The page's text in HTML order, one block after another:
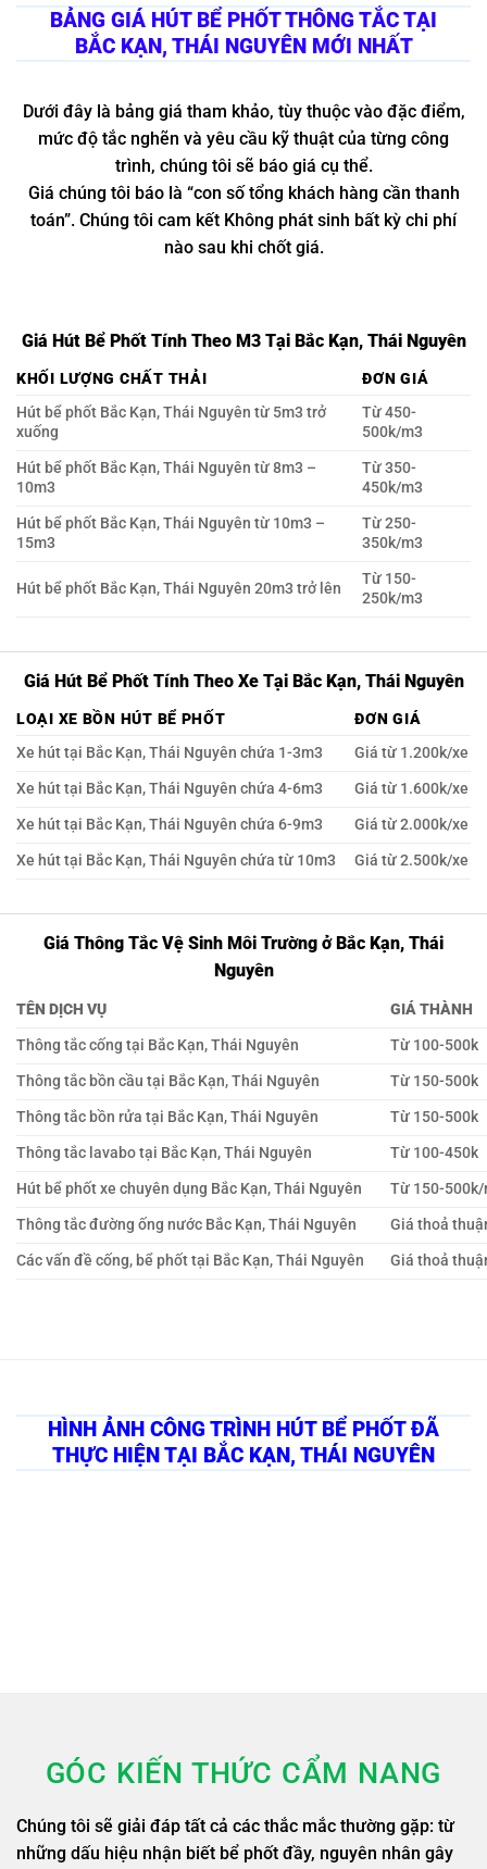
BẢNG GIÁ HÚT BỂ PHỐT THÔNG TẮC TẠI
BẮC KẠN, THÁI NGUYÊN MỚI NHẤT
Dưới đây là bảng giá tham khảo, tùy thuộc vào đặc điểm,
mức độ tắc nghẽn và yêu cầu kỹ thuật của từng công
trình, chúng tôi sẽ báo giá cụ thể.
Giá chúng tôi báo là “con số tổng khách hàng cần thanh
toán”. Chúng tôi cam kết Không phát sinh bất kỳ chi phí
nào sau khi chốt giá.
Giá Hút Bể Phốt Tính Theo M3 Tại Bắc Kạn, Thái Nguyên
KHỐI LƯỢNG CHẤT THẢI
ĐƠN GIÁ
Hút bể phốt Bắc Kạn, Thái Nguyên từ 5m3 trở
xuống
Từ 450-
500k/m3
Hút bể phốt Bắc Kạn, Thái Nguyên từ 8m3 –
10m3
Từ 350-
450k/m3
Hút bể phốt Bắc Kạn, Thái Nguyên từ 10m3 –
15m3
Từ 250-
350k/m3
Hút bể phốt Bắc Kạn, Thái Nguyên 20m3 trở lên
Từ 150-
250k/m3
Giá Hút Bể Phốt Tính Theo Xe Tại Bắc Kạn, Thái Nguyên
LOẠI XE BỒN HÚT BỂ PHỐT
ĐƠN GIÁ
Xe hút tại Bắc Kạn, Thái Nguyên chứa 1-3m3
Giá từ 1.200k/xe
Xe hút tại Bắc Kạn, Thái Nguyên chứa 4-6m3
Giá từ 1.600k/xe
Xe hút tại Bắc Kạn, Thái Nguyên chứa 6-9m3
Giá từ 2.000k/xe
Xe hút tại Bắc Kạn, Thái Nguyên chứa từ 10m3
Giá từ 2.500k/xe
Giá Thông Tắc Vệ Sinh Môi Trường ở Bắc Kạn, Thái
Nguyên
TÊN DỊCH VỤ
GIÁ THÀNH
Thông tắc cống tại Bắc Kạn, Thái Nguyên
Từ 100-500k
Thông tắc bồn cầu tại Bắc Kạn, Thái Nguyên
Từ 150-500k
Thông tắc bồn rửa tại Bắc Kạn, Thái Nguyên
Từ 150-500k
Thông tắc lavabo tại Bắc Kạn, Thái Nguyên
Từ 100-450k
Hút bể phốt xe chuyên dụng Bắc Kạn, Thái Nguyên
Từ 150-500k/
Thông tắc đường ống nước Bắc Kạn, Thái Nguyên
Giá thoả
Các vấn đề cống, bể phốt tại Bắc Kạn, Thái Nguyên
Giá thoả
HÌNH ẢNH CÔNG TRÌNH HÚT BỂ PHỐT ĐÃ
THỰC HIỆN TẠI BẮC KẠN, THÁI NGUYÊN
GÓC KIẾN THỨC CẨM NANG
Chúng tôi sẽ giải đáp tất cả các thắc mắc thường gặp: từ
những dấu hiệu nhận biết bể phốt đầy, nguyên nhân gây